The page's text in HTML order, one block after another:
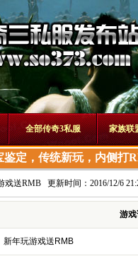
全部传奇3私服 家族联
鉴定，传统新玩，内侧打
戏送RMB更新时间：2016/12/6
游
新年玩游戏送RMB